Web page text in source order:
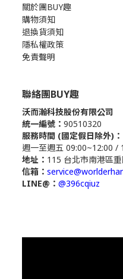
關於團BUY趣
購物須知
退換貨須知
隱私權政策
免責聲明
聯絡團BUY趣
沃而瀚科技股份有限公司
統一編號： 90510320
服務時間 (國定假日除外)：
週一至週五 09:00~12:00 /
地址： 115 台北市南港區
信箱：
LINE@： @396cqiuz